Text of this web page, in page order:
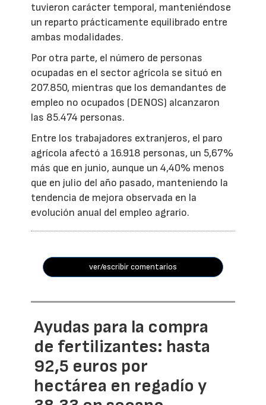
tuvieron carácter temporal, manteniéndose
un reparto prácticamente equilibrado entre
ambas modalidades.
Por otra parte, el número de personas
ocupadas en el sector agrícola se situó en
207.850, mientras que los demandantes de
empleo no ocupados (DENOS) alcanzaron
las 85.474 personas.
Entre los trabajadores extranjeros, el paro
agrícola afectó a 16.918 personas, un 5,67%
más que en junio, aunque un 4,40% menos
que en julio del año pasado, manteniendo la
tendencia de mejora observada en la
evolución anual del empleo agrario.
ver/escribir comentarios
Ayudas para la compra
de fertilizantes: hasta
92,5 euros por
hectárea en regadío y